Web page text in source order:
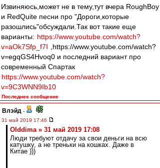
Извиняюсь,может не в тему,тут вчера RoughBoy
и RedQuite песни про "Дороги,которые
разошлись"обсуждали.Так вот такие еще
варианты: https://www.youtube.com/watch?
v=aOk7Sfp_f7I
,https://www.youtube.com/watch?
v=egqGS4Hvoq0 и последний вариант про
современный Спартак
https://www.youtube.com/watch?
v=9C3WNN9Ib10
Последнее сообщение
Влэйд -
31 май 2019 17:46
Olddima » 31 май 2019 17:08
Люди требуют отдачу за свои деньги на всю
катушку, а не треньки на кошках. Даже в
Китае )))